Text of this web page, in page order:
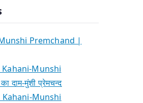
Premchand |
Munshi
दाम-मुंशी प्रेमचन्द
Munshi